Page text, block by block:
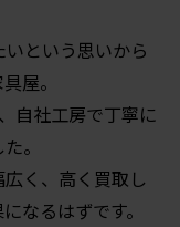
という思いから
屋。
自社工房で丁寧に
。
く、高く買取し
なるはずです。